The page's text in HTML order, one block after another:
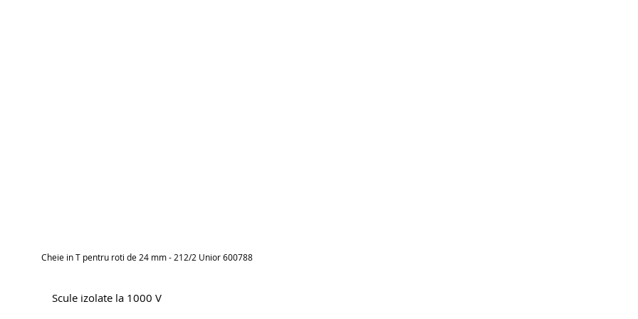
Cheie in T pentru roti de 24 mm - 212/2 Unior 600788
Scule izolate la 1000 V